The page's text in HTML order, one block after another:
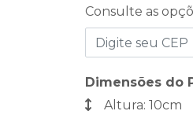
Consulte as
Dimensões do
Altura: 10cm